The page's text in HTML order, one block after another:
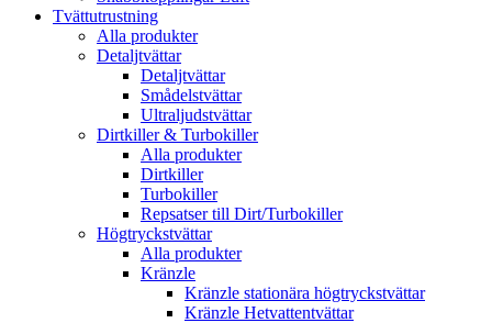
Tvättutrustning
Alla produkter
Detaljtvättar
Detaljtvättar
Smådelstvättar
Ultraljudstvättar
Dirtkiller & Turbokiller
Alla produkter
Dirtkiller
Turbokiller
Repsatser till Dirt/Turbokiller
Högtryckstvättar
Alla produkter
Kränzle
Kränzle stationära högtryckstvättar
Kränzle Hetvattentvättar